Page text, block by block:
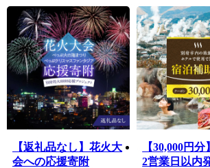
けています。
また、一年を通して様々なイベントが
回を超える歴史を持つ温泉まつりをは
名なピアニスト、マルタ・アルゲリッ
神楽⼥湖の花菖蒲観賞会や夏・冬とそ
を楽しめる花⽕⼤会など、様々な催し
きます。
郷土料理である「とり天」や「別府冷
の伝統工芸品である「別府竹細工」な
【返礼品なし】花火大
会への応援寄附
【30,000円
2営業日以内